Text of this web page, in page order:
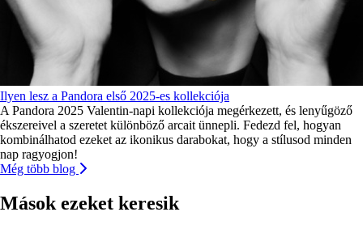
Ilyen lesz a Pandora első 2025-es kollekciója
A Pandora 2025 Valentin-napi kollekciója megérkezett, és lenyűgöző
ékszereivel a szeretet különböző arcait ünnepli. Fedezd fel, hogyan
kombinálhatod ezeket az ikonikus darabokat, hogy a stílusod minden
nap ragyogjon!
Még több blog
Mások ezeket keresik